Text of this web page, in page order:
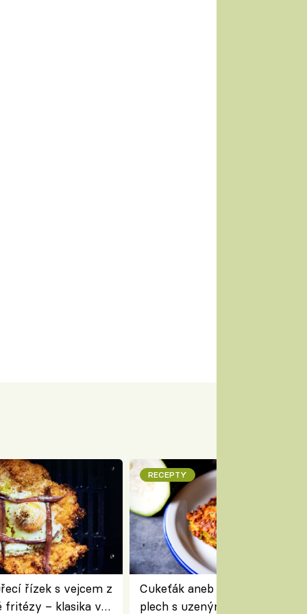
řízek s vejcem z
fritézy – klasika v
RECEPTY
Cukeťák aneb cuketový nákyp
plech s uzeným masem –